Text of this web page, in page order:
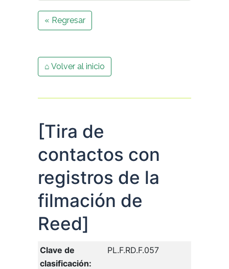
« Regresar
⌂ Volver al inicio
[Tira de
contactos con
registros de la
filmación de
Reed]
Clave de
clasificación:
PL.F.RD.F.057